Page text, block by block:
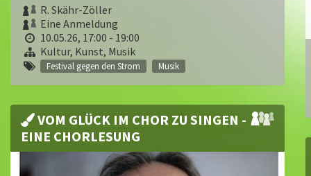
R. Skähr-Zöller
Eine Anmeldung
10.05.26, 17:00 - 19:00
Kultur, Kunst, Musik
Festival gegen den Strom Musik
VOM GLÜCK IM CHOR ZU SINGEN -
EINE CHORLESUNG